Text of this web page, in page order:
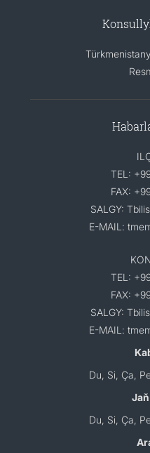
TEL:
FAX:
SALGY:
E-MAIL:
TEL:
FAX:
SALGY:
E-MAIL:
Du, Si, Ça,
Du, Si, Ça,